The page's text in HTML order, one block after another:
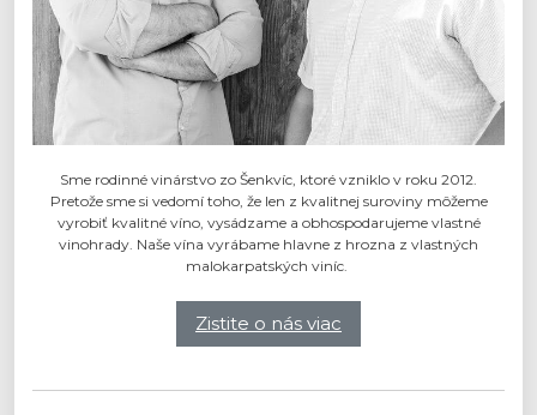
Sme rodinné vinárstvo zo Šenkvíc, ktoré vzniklo v roku 2012.
Pretože sme si vedomí toho, že len z kvalitnej suroviny môžeme
vyrobiť kvalitné víno, vysádzame a obhospodarujeme vlastné
vinohrady. Naše vína vyrábame hlavne z hrozna z vlastných
malokarpatských viníc.
Zistite o nás viac